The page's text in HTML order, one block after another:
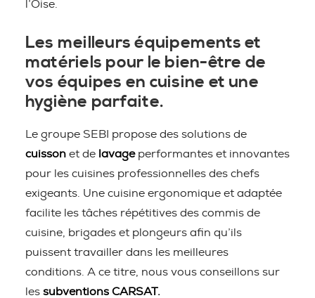
l’Oise.
Les meilleurs équipements et
matériels pour le bien-être de
vos équipes en cuisine et une
hygiène parfaite.
Le groupe SEBI propose des solutions de
cuisson et de lavageperformantes et innovantes
pour les cuisines professionnelles des chefs
exigeants. Une cuisine ergonomique et adaptée
facilite les tâches répétitives des commis de
cuisine, brigades et plongeurs afin qu’ils
puissent travailler dans les meilleures
conditions. A ce titre, nous vous conseillons sur
les subventions CARSAT.